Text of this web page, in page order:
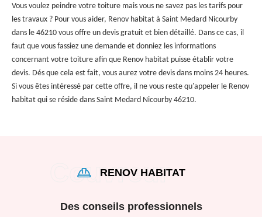
Vous voulez peindre votre toiture mais vous ne savez pas les tarifs pour
les travaux ? Pour vous aider, Renov habitat à Saint Medard Nicourby
dans le 46210 vous offre un devis gratuit et bien détaillé. Dans ce cas, il
faut que vous fassiez une demande et donniez les informations
concernant votre toiture afin que Renov habitat puisse établir votre
devis. Dés que cela est fait, vous aurez votre devis dans moins 24 heures.
Si vous êtes intéressé par cette offre, il ne vous reste qu'appeler le Renov
habitat qui se réside dans Saint Medard Nicourby 46210.
RENOV HABITAT
Des conseils professionnels